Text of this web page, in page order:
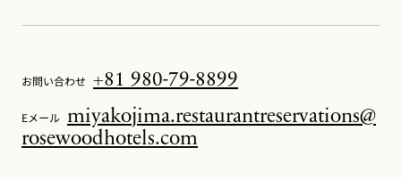
お問い合わせ +81 980-79-8899
Eメール miyakojima.restaurantreservations@
rosewoodhotels.com